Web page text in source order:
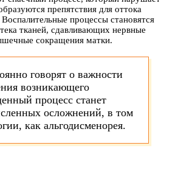
препятствия для оттока
процессы становятся
тканей, сдавливающих нервные
сокращения матки.
говорят о важности
возникающего
процесс станет
осложнений, в том
как альгодисменорея.